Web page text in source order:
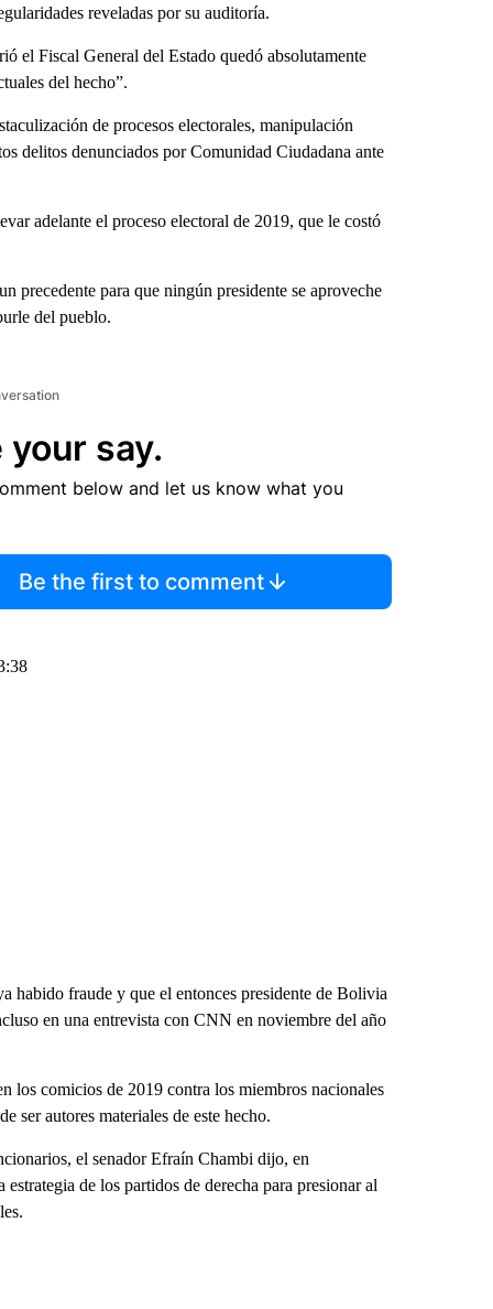
reveladas por su auditoría.
el Fiscal General del Estado quedó absolutamente
del hecho”.
de procesos electorales, manipulación
delitos denunciados por Comunidad Ciudadana ante
adelante el proceso electoral de 2019, que le costó
precedente para que ningún presidente se aproveche
del pueblo.
your say.
below and let us know what you
Be the first to comment
habido fraude y que el entonces presidente de Bolivia
en una entrevista con CNN en noviembre del año
los comicios de 2019 contra los miembros nacionales
ser autores materiales de este hecho.
el senador Efraín Chambi dijo, en
de los partidos de derecha para presionar al